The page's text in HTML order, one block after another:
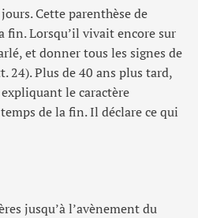
Cette parenthèse de
fin. Lorsqu’il vivait encore sur
et donner tous les signes de
24). Plus de 40 ans plus tard,
le caractère
de la fin. Il déclare ce qui
jusqu’à l’avènement du